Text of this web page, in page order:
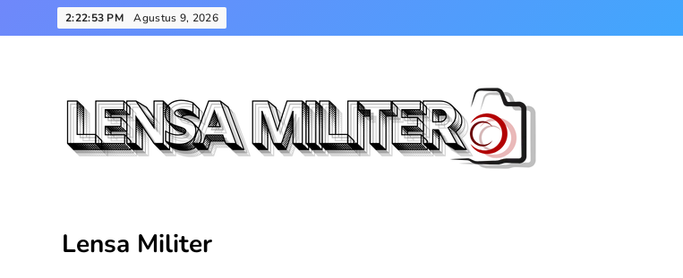
to
2:22:54 PM Agustus 9, 2026
Lensa Militer